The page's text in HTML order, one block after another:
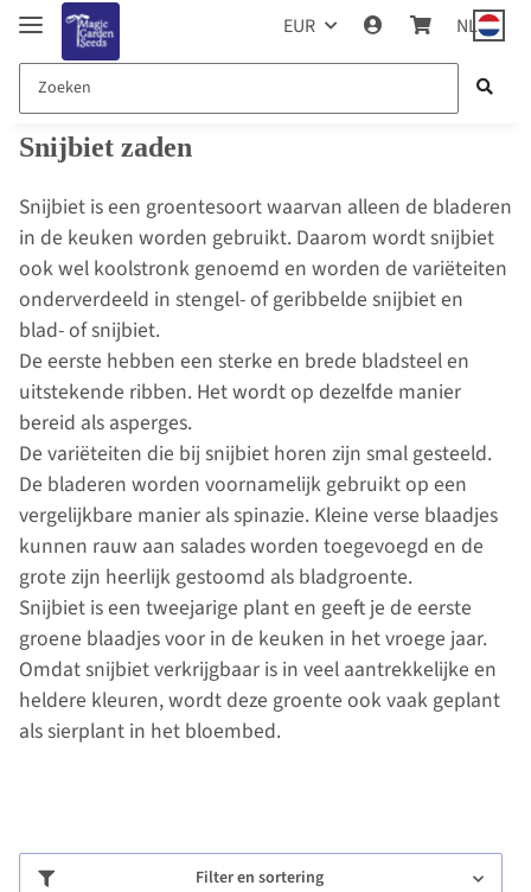
EUR NL
Snijbiet zaden
Snijbiet is een groentesoort waarvan alleen de bladeren
in de keuken worden gebruikt. Daarom wordt snijbiet
ook wel koolstronk genoemd en worden de variëteiten
onderverdeeld in stengel- of geribbelde snijbiet en
blad- of snijbiet.
De eerste hebben een sterke en brede bladsteel en
uitstekende ribben. Het wordt op dezelfde manier
bereid als asperges.
De variëteiten die bij snijbiet horen zijn smal gesteeld.
De bladeren worden voornamelijk gebruikt op een
vergelijkbare manier als spinazie. Kleine verse blaadjes
kunnen rauw aan salades worden toegevoegd en de
grote zijn heerlijk gestoomd als bladgroente.
Snijbiet is een tweejarige plant en geeft je de eerste
groene blaadjes voor in de keuken in het vroege jaar.
Omdat snijbiet verkrijgbaar is in veel aantrekkelijke en
heldere kleuren, wordt deze groente ook vaak geplant
als sierplant in het bloembed.
Filter en sortering